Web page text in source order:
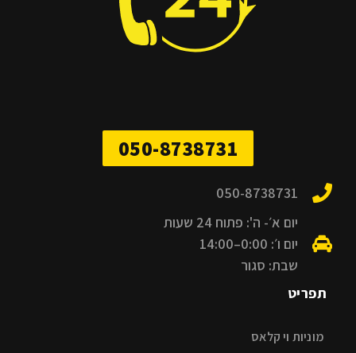
050-8738731
050-8738731
יום א׳- ה': פתוח 24 שעות
יום ו׳: 0:00–14:00
שבת: סגור
תפריט
מוניות וי קלאס